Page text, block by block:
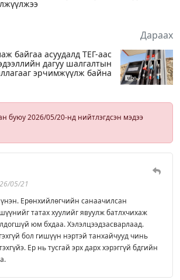
Дараах
байгаа асуудалд ТЕГ-аас
дагуу шалгалтын
эрчимжүүлж байна
буюу 2026/05/20-нд нийтлэгдсэн мэдээ
05/21
Ерөнхийлөгчийн санаачилсан
татах хуулийг явуулж батлхчихаж
юм бхдаа. Хэлэлцээдзасварлаад.
бол гишүүн нэртэй танхайчууд чинь
Ер нь тусгай эрх дарх хэрэггүй бдгийн